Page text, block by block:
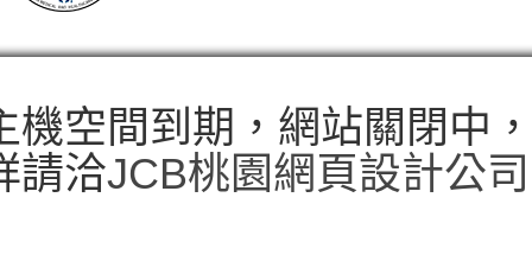
機空間到期，網站關閉中
請洽JCB桃園網頁設計公司